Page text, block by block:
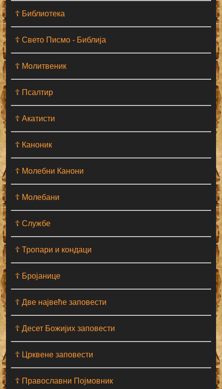
☦ Библиотека
☦ Свето Писмо - Библија
☦ Молитвеник
☦ Псалтир
☦ Акатисти
☦ Каноник
☦ Молебни Канони
☦ Молебани
☦ Службе
☦ Тропари и кондаци
☦ Бројанице
☦ Две највеће заповести
☦ Десет Божијих заповести
☦ Црквене заповести
☦ Православни Појмовник